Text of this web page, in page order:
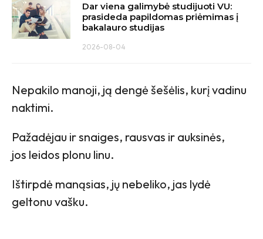
Dar viena galimybė studijuoti VU:
prasideda papildomas priėmimas į
bakalauro studijas
2026-08-04
Nepakilo manoji, ją dengė šešėlis, kurį vadinu
naktimi.
Pažadėjau ir snaiges, rausvas ir auksinės,
jos leidos plonu linu.
Ištirpdė manąsias, jų nebeliko, jas lydė
geltonu vašku.